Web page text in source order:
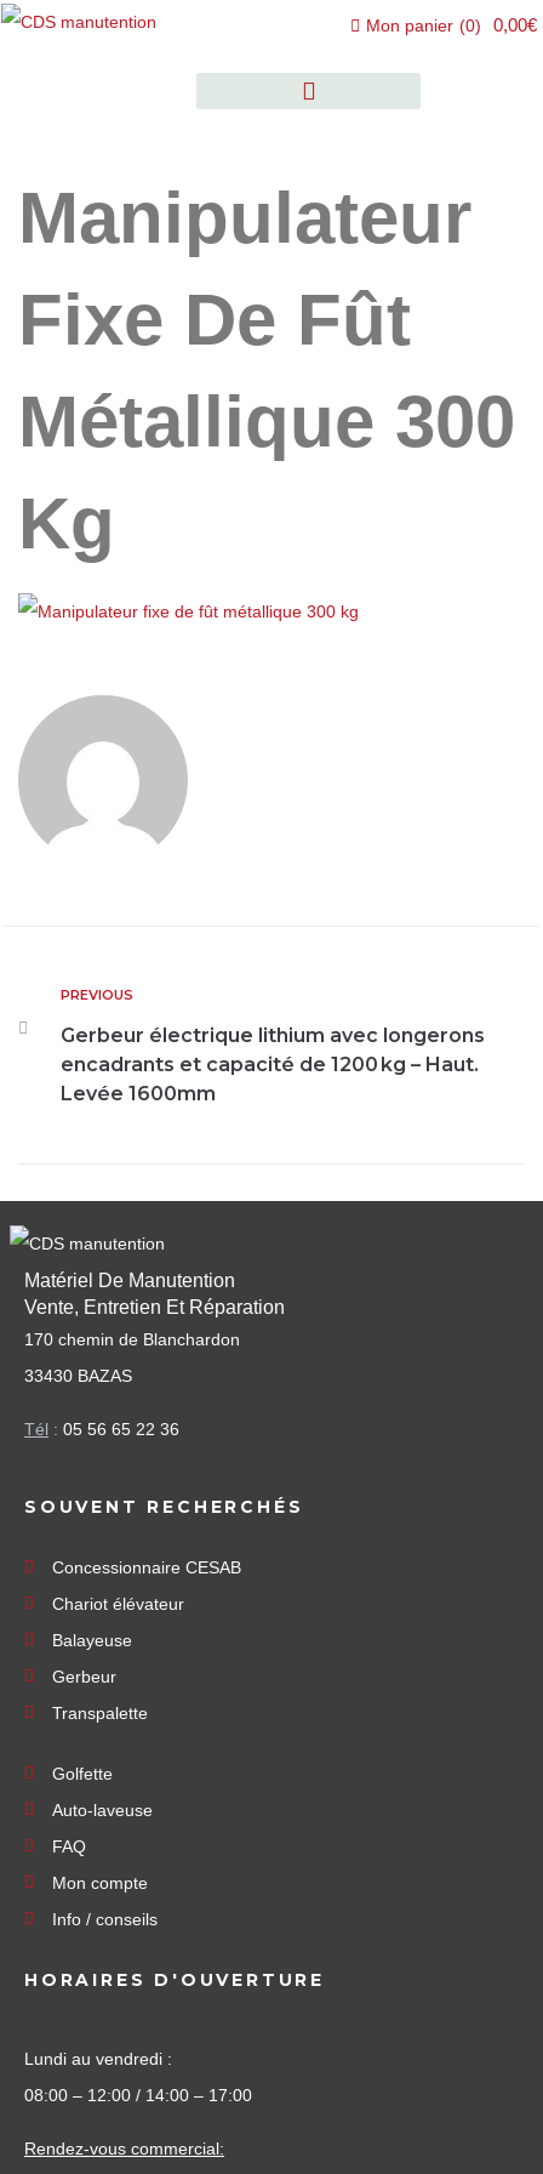
Mon panier (0) 0,00€
Manipulateur
Fixe De Fût
Métallique 300
Kg
PREVIOUS
Gerbeur électrique lithium avec longerons
encadrants et capacité de 1200 kg – Haut.
Levée 1600mm
Matériel De Manutention
Vente, Entretien Et Réparation
170 chemin de Blanchardon
33430 BAZAS
Tél : 05 56 65 22 36
SOUVENT RECHERCHÉS
Concessionnaire CESAB
Chariot élévateur
Balayeuse
Gerbeur
Transpalette
Golfette
Auto-laveuse
FAQ
Mon compte
Info / conseils
HORAIRES D'OUVERTURE
Lundi au vendredi :
08:00 – 12:00 / 14:00 – 17:00
Rendez-vous commercial: